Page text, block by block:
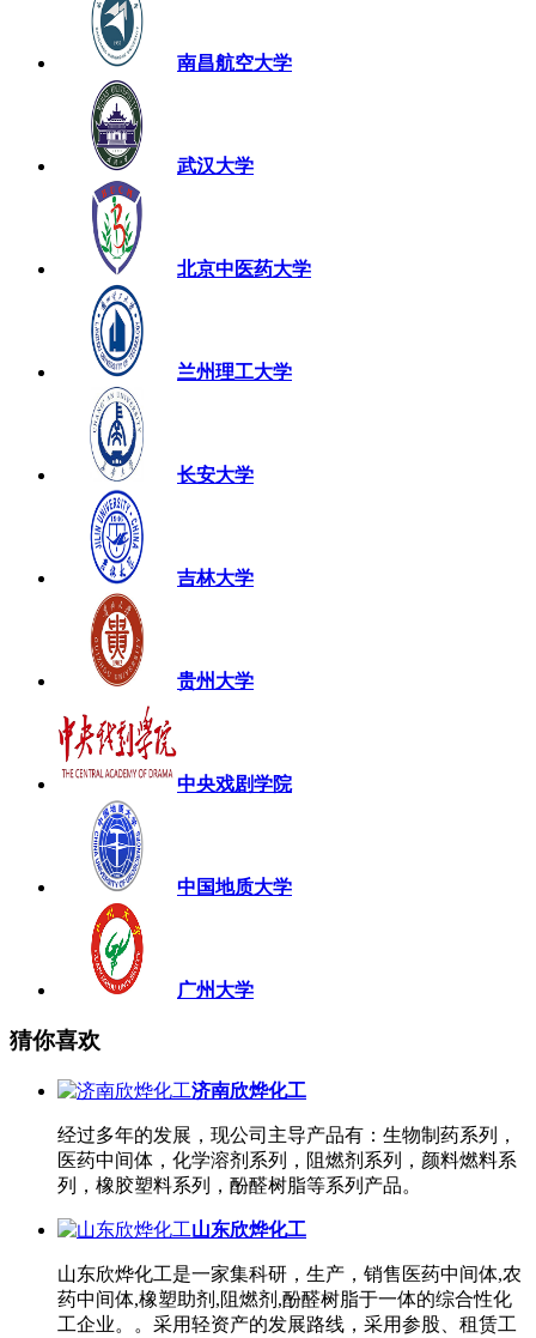
南昌航空大学
武汉大学
北京中医药大学
兰州理工大学
长安大学
吉林大学
贵州大学
中央戏剧学院
中国地质大学
广州大学
猜你喜欢
济南欣烨化工
经过多年的发展，现公司主导产品有：生物制药系列，
医药中间体，化学溶剂系列，阻燃剂系列，颜料燃料系
列，橡胶塑料系列，酚醛树脂等系列产品。
山东欣烨化工
山东欣烨化工是一家集科研，生产，销售医药中间体,农
药中间体,橡塑助剂,阻燃剂,酚醛树脂于一体的综合性化
工企业。。采用轻资产的发展路线，采用参股、租赁工